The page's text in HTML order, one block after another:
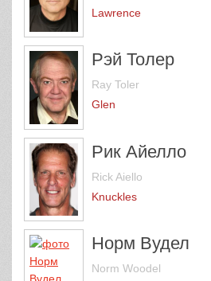
Lawrence
Рэй Толер
Ray Toler
Glen
Рик Айелло
Rick Aiello
Knuckles
Норм Вудел
Norm Woodel